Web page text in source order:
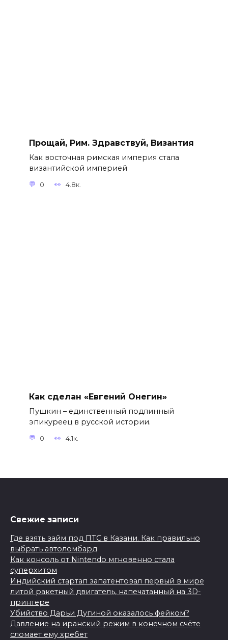
Прощай, Рим. Здравствуй, Византия
Как восточная римская империя стала
византийской империей
0 4.8к.
Как сделан «Евгений Онегин»
Пушкин – единственный подлинный
эпикуреец в русской истории.
0 4.1к.
Свежие записи
Где взять займ под ПТС в Казани. Как правильно
выбрать автоломбард
Как консоль от Nintendo мгновенно стала
суперхитом
Индийский стартап запатентовал первый в мире
литой ракетный двигатель, напечатанный на 3D-
принтере
Убийство Дарьи Дугиной оказалось фейком?
Давление на иранский режим в конечном счёте
сломает ему хребет